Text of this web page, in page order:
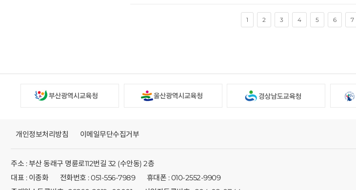
1 2 3 4 5 6 7
개인정보처리방침 이메일무단수집거부
주소 : 부산 동래구 명륜로112번길 32 (수안동) 2층
대표 : 이종화
전화번호 : 051-556-7989
휴대폰 : 010-2552-9909